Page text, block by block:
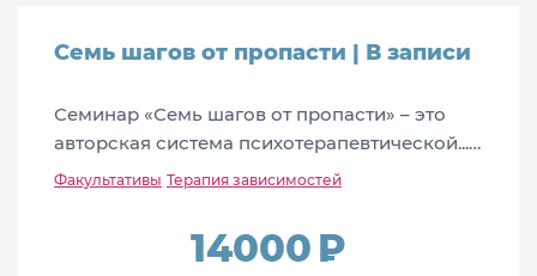
Семь шагов от пропасти | В записи
Семинар «Семь шагов от пропасти» – это
авторская система психотерапевтической...…
Факультативы Терапия зависимостей
14000